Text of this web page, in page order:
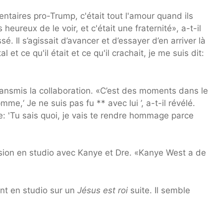
pro-Trump, c'était tout l'amour quand ils
heureux de le voir, et c'était une fraternité», a-t-il
Il s’agissait d’avancer et d’essayer d’en arriver là
et ce qu'il était et ce qu'il crachait, je me suis dit:
la collaboration. «C’est des moments dans le
Je ne suis pas fu ** avec lui ’, a-t-il révélé.
'Tu sais quoi, je vais te rendre hommage parce
en studio avec Kanye et Dre. «Kanye West a de
en studio sur un Jésus est roi suite. Il semble